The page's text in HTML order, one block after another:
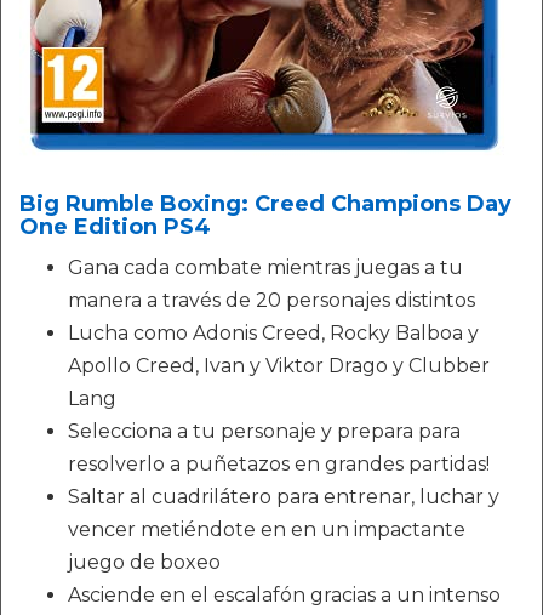
Big Rumble Boxing: Creed Champions Day
One Edition PS4
Gana cada combate mientras juegas a tu
manera a través de 20 personajes distintos
Lucha como Adonis Creed, Rocky Balboa y
Apollo Creed, Ivan y Viktor Drago y Clubber
Lang
Selecciona a tu personaje y prepara para
resolverlo a puñetazos en grandes partidas!
Saltar al cuadrilátero para entrenar, luchar y
vencer metiéndote en en un impactante
juego de boxeo
Asciende en el escalafón gracias a un intenso